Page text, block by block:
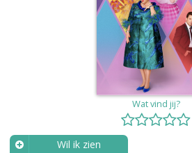
Wat vind jij?
Wil ik zien